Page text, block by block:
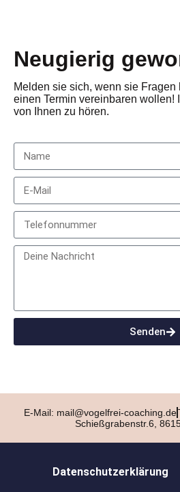
Neugierig
Melden sie sich, wenn sie Fragen
einen Termin vereinbaren wollen!
von Ihnen zu hören.
Senden
E-Mail: mail@vogelfrei-coaching.de
Schießgrabenstr.6,
Datenschutzerklärung